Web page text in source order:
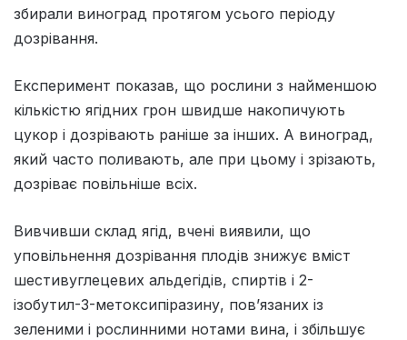
збирали виноград протягом усього періоду
дозрівання.
Експеримент показав, що рослини з найменшою
кількістю ягідних грон швидше накопичують
цукор і дозрівають раніше за інших. А виноград,
який часто поливають, але при цьому і зрізають,
дозріває повільніше всіх.
Вивчивши склад ягід, вчені виявили, що
уповільнення дозрівання плодів знижує вміст
шестивуглецевих альдегідів, спиртів і 2-
ізобутил-3-метоксипіразину, пов’язаних із
зеленими і рослинними нотами вина, і збільшує